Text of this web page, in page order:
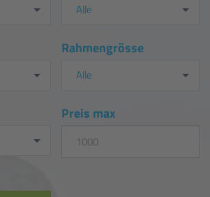
Alle
Rahmengrösse
Alle
Preis max